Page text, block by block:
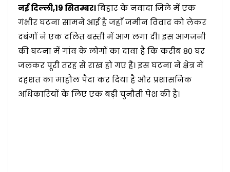
नई दिल्ली,19 सितम्बर।बिहार के नवादा जिले में एक
गंभीर घटना सामने आई है जहाँ जमीन विवाद को लेकर
दबंगों ने एक दलित बस्ती में आग लगा दी। इस आगजनी
की घटना में गांव के लोगों का दावा है कि करीब 80 घर
जलकर पूरी तरह से राख हो गए हैं। इस घटना ने क्षेत्र में
दहशत का माहौल पैदा कर दिया है और प्रशासनिक
अधिकारियों के लिए एक बड़ी चुनौती पेश की है।